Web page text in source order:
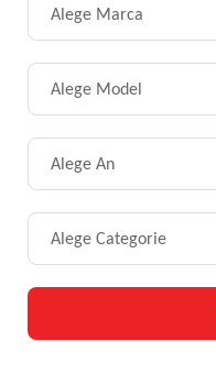
Alege Marca
Alege Model
Alege An
Alege Categorie